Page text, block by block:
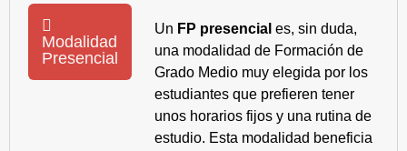
Modalidad
Presencial
Un FP presencial es, sin duda,
una modalidad de Formación de
Grado Medio muy elegida por los
estudiantes que prefieren tener
unos horarios fijos y una rutina de
estudio. Esta modalidad beneficia